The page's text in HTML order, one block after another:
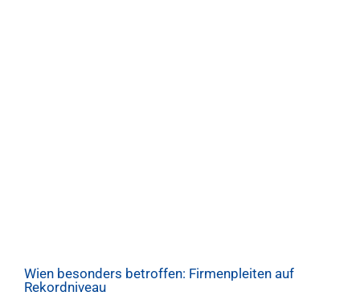
Wien besonders betroffen: Firmenpleiten auf
Rekordniveau